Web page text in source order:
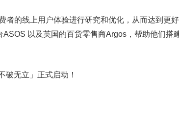
者的线上用户体验进行研究和优化，从而达到更好
以及英国的百货零售商Argos，帮助他们搭